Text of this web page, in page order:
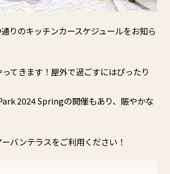
りのキッチンカースケジュールをお知ら
てきます！屋外で過ごすにはぴったり
2024 Springの開催もあり、賑やかな
バンテラスをご利用ください！